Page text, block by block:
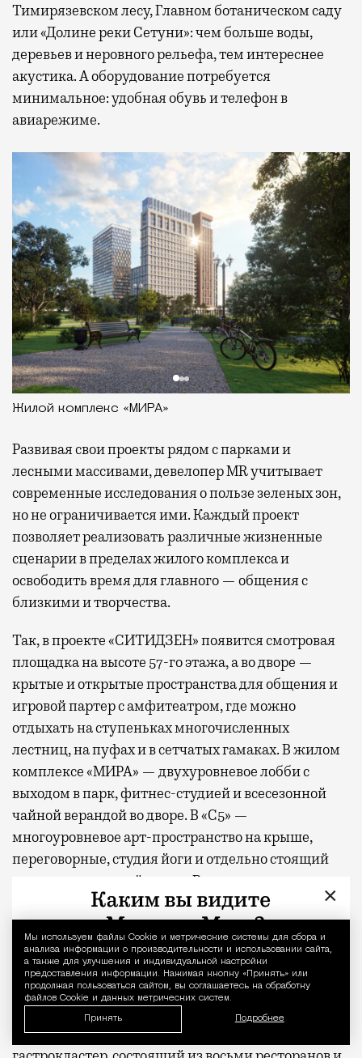
Уведомление
Мы используем файлы Сookie и метрические системы для сбора и
анализа информации о производительности и использовании сайта,
а также для улучшения и индивидуальной настройки
предоставления информации. Нажимая кнопку «Принять» или
продолжая пользоваться сайтом, вы соглашаетесь на обработку
файлов Cookie и данных метрических систем.
Принять Подробнее
Тимирязевском лесу, Главном ботаническом саду
или «Долине реки Сетуни»: чем больше воды,
деревьев и неровного рельефа, тем интереснее
акустика. А оборудование потребуется
минимальное: удобная обувь и телефон в
авиарежиме.
Жилой комплекс «МИРА»
Развиваясвои проекты рядом с парками и
лесными массивами, девелопер MR учитывает
современные исследования о пользе зеленых зон,
но не ограничивается ими. Каждый проект
позволяет реализовать различные жизненные
сценарии в пределах жилого комплекса и
освободить время для главного — общения с
близкими и творчества.
Так, в проекте «СИТИДЗЕН» появится смотровая
площадка на высоте 57-го этажа, а во дворе —
крытые и открытые пространства для общения и
игровой партер с амфитеатром, где можно
отдыхать на ступеньках многочисленных
лестниц, на пуфах и в сетчатых гамаках. В жилом
комплексе «МИРА» — двухуровневое лобби с
выходом в парк, фитнес-студией и всесезонной
чайной верандой во дворе. В «С5» —
многоуровневое арт-пространство на крыше,
переговорные, студия йоги и отдельно стоящий
ресторан авторской кухни. В новом премиальном
проекте MR, клубном доме «26 ПАРКВЬЮ», на
первых этажах предусмотрены уютные
пространства для отдыха и деловых встреч, а в
закрытом дворе — фитнес-зоны и места для
занятий йогой на свежем воздухе. В составе
проектов «СЕТ» и «Веер»появитсяпервая в Москве
экотропа, встроенная в состав жилых комплексов,
×